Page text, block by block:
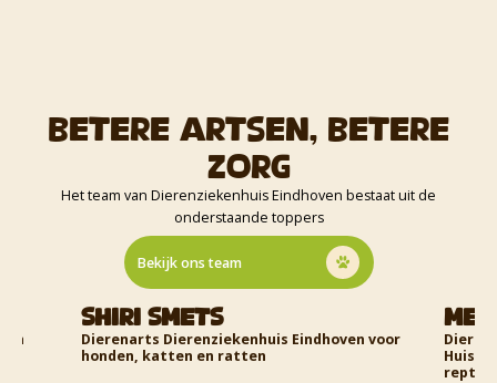
Betere artsen, betere
zorg
Het team van Dierenziekenhuis Eindhoven bestaat uit de
onderstaande toppers
Bekijk ons team
voor
Meryl Foreman
Dierenarts Dierenziekenhuis Eindhoven en
Huisdierentandarts voor honden, katten,